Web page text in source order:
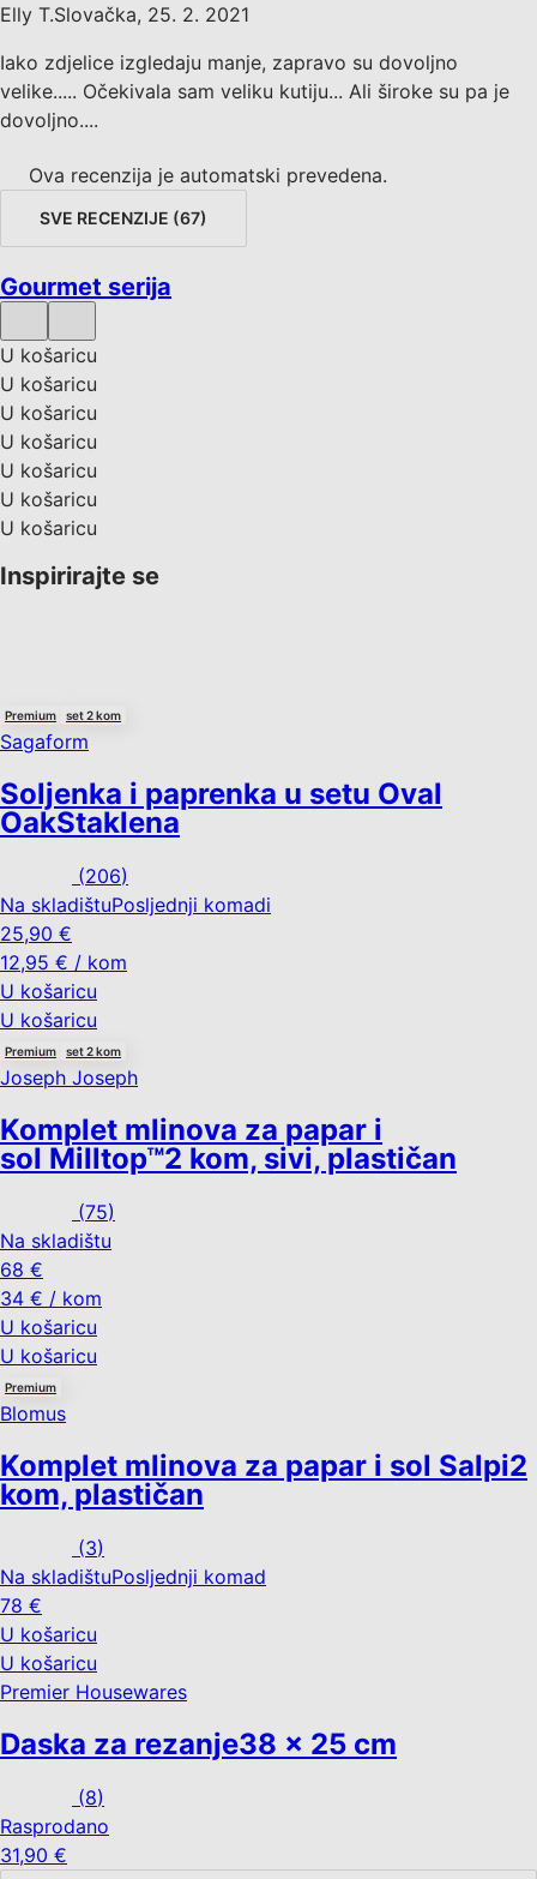
Elly T.Slovačka, 25. 2. 2021
Iako zdjelice izgledaju manje, zapravo su dovoljno
velike..... Očekivala sam veliku kutiju... Ali široke su pa je
dovoljno....
Ova recenzija je automatski prevedena.
SVE RECENZIJE (67)
Gourmet serija
U košaricu
U košaricu
U košaricu
U košaricu
U košaricu
U košaricu
U košaricu
Inspirirajte se
Premium set 2 kom
Sagaform
Soljenka i paprenka u setu Oval
OakStaklena
(206)
Na skladištuPosljednji komadi
25,90 €
12,95 € / kom
U košaricu
U košaricu
Premium set 2 kom
Joseph Joseph
Komplet mlinova za papar i
sol Milltop™2 kom, sivi, plastičan
(75)
Na skladištu
68 €
34 € / kom
U košaricu
U košaricu
Premium
Blomus
Komplet mlinova za papar i sol Salpi2
kom, plastičan
(3)
Na skladištuPosljednji komad
78 €
U košaricu
U košaricu
Premier Housewares
Daska za rezanje38 x 25 cm
(8)
Rasprodano
31,90 €